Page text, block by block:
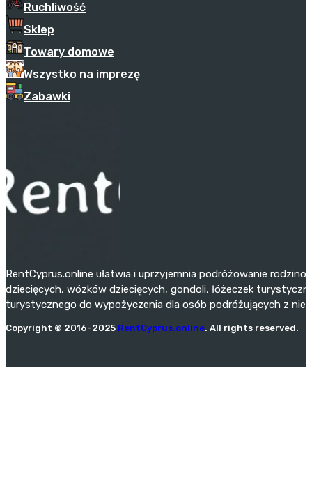
Ruchliwość
Sklep
Towary domowe
Wszystko na imprezę
Zabawki
RentCyprus.online ułatwia i uprzyjemnia podróżowanie
dziecięcych, wózków dziecięcych, gondoli, łóżeczek
turystycznego do wypożyczenia dla osób podróżujących z
Copyright © 2016-2025 RentCyprus.online. All rights reserved.